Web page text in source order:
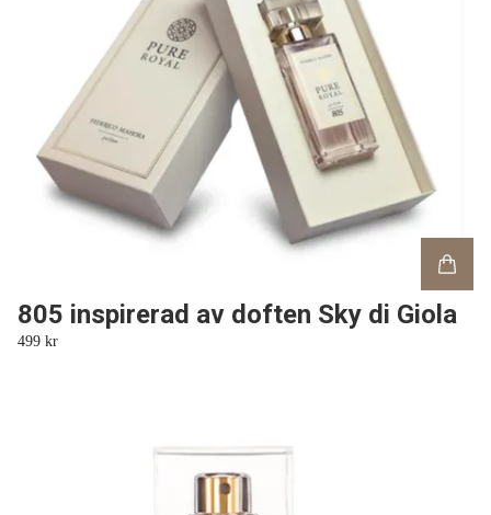
805 inspirerad av doften Sky di Giola
499 kr